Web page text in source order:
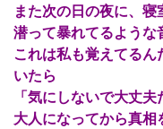
また次の日の夜に、
潜って暴れてるような
これは私も覚えてる
いたら
「気にしないで大丈夫
大人になってから真相